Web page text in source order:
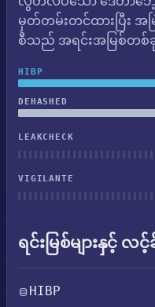
မှတ်တမ်းတင်ထားပြီး
စီသည် အရင်းအမြစ်တ
HIBP
DEHASHED
LEAKCHECK
VIGILANTE
ရင်းမြစ်များနှင့် လ
HIBP